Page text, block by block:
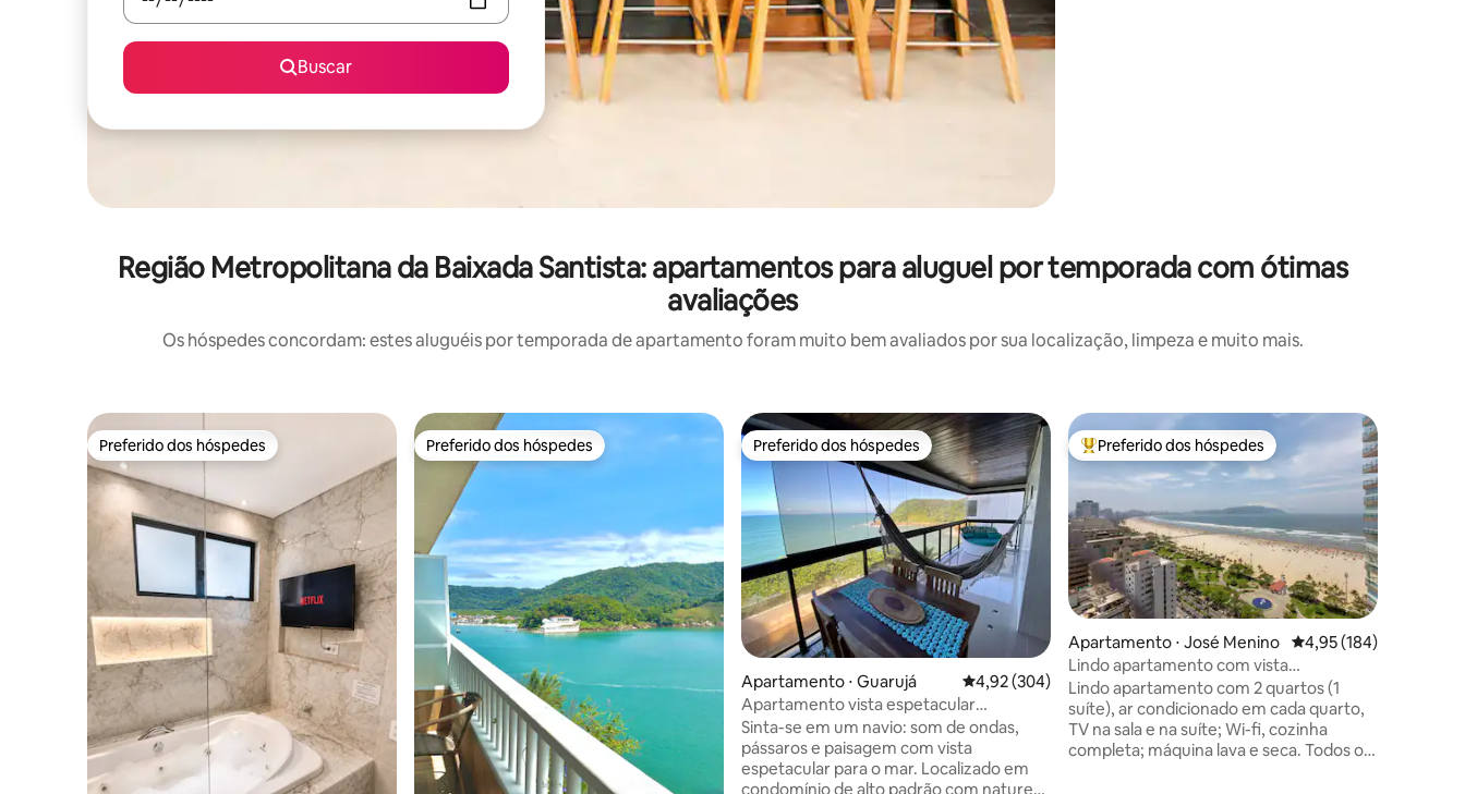
Buscar
Região Metropolitana da Baixada Santista: apartamentos para aluguel por temporada com ótimas
avaliações
Os hóspedes concordam: estes aluguéis por temporada de apartamento foram muito bem avaliados por sua localização, limpeza e muito mais.
Preferido dos hóspedes
Preferido dos hóspedes Preferido dos hóspedes
Preferido dos hóspedes Preferido dos hóspedes
Preferido dos hóspedes
Apartamento ⋅ Guarujá 4,92 de uma avaliação média de 5, 304 avaliações
4,92 (304)
Apartamento vista espetacular
panorâmica do mar
Sinta-se em um navio: som de ondas,
pássaros e paisagem com vista
espetacular para o mar. Localizado em
condomínio de alto padrão com natureza
Entre os melhores preferidos dos hóspedes
Preferido dos hóspedes
Apartamento ⋅ José Menino 4,95 de uma avaliação
4,95 (184)
Lindo apartamento com vista
espetacular para o mar
Lindo apartamento com 2 quartos (1
suíte), ar condicionado em cada quarto,
TV na sala e na suíte; Wi-fi, cozinha
completa; máquina lava e seca. Todos os